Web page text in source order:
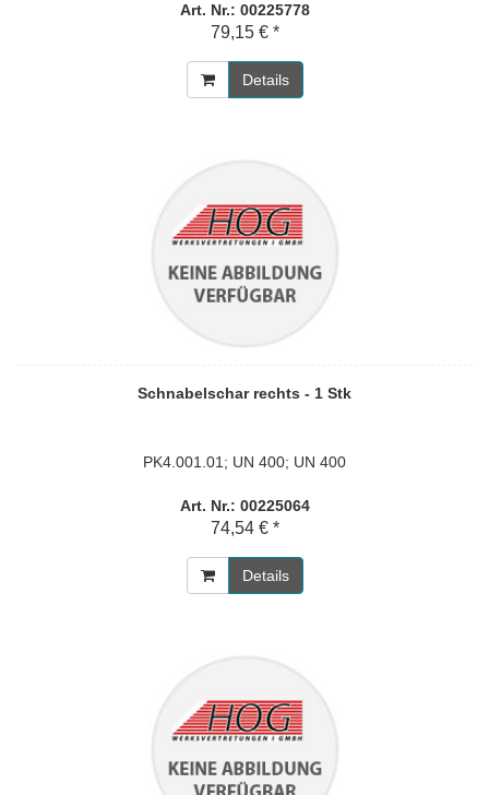
Art. Nr.: 00225778
79,15 € *
Details
Schnabelschar rechts - 1 Stk
PK4.001.01; UN 400; UN 400
Art. Nr.: 00225064
74,54 € *
Details